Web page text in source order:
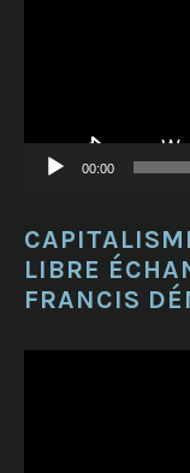
00:00
LIBRE
FRANCIS